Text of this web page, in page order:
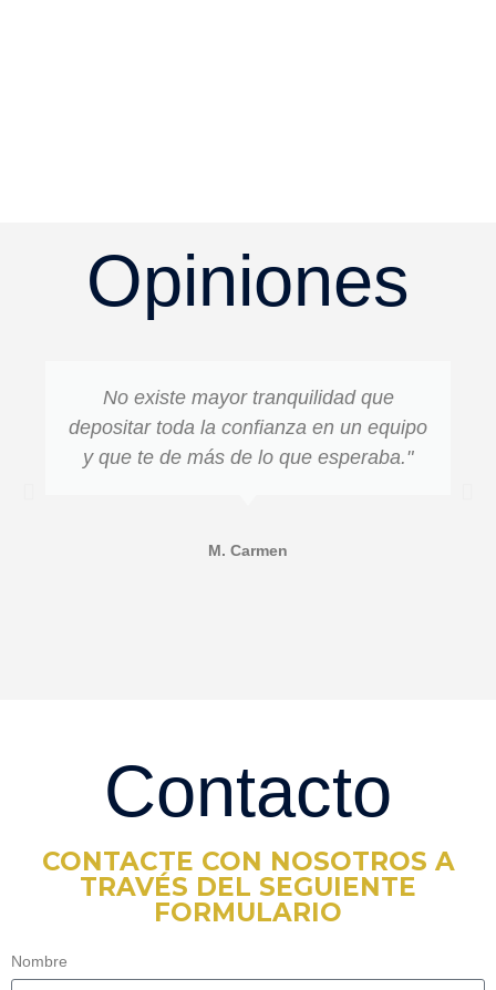
Opiniones
No existe mayor tranquilidad que
depositar toda la confianza en un equipo
y que te de más de lo que esperaba."
M. Carmen
Contacto
CONTACTE CON NOSOTROS A
TRAVÉS DEL SEGUIENTE
FORMULARIO
Nombre